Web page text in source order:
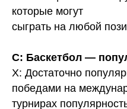
которые могут
сыграть на любой
С: Баскетбол —
Х: Достаточно
победами на
турнирах